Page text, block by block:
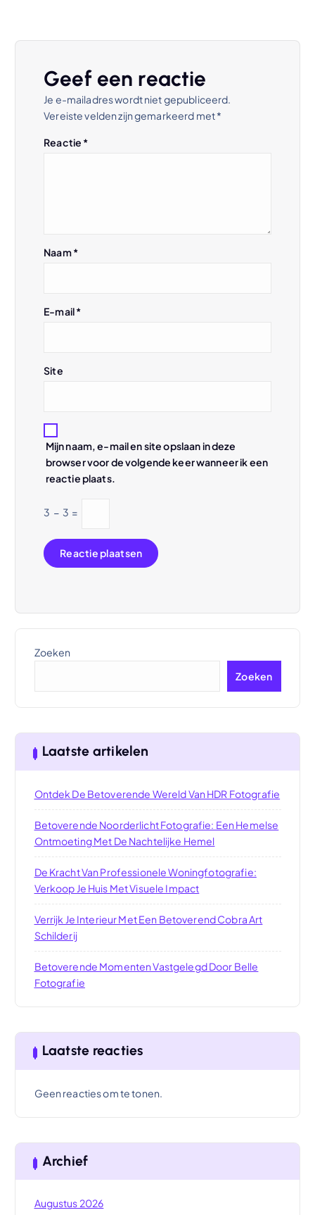
Geef een reactie
Je e-mailadres wordt niet gepubliceerd.
Vereiste velden zijn gemarkeerd met*
Reactie *
Naam*
E-mail*
Site
Mijn naam, e-mail en site opslaan in deze
browser voor de volgende keer wanneer ik een
reactie plaats.
3 − 3 =
Zoeken
Zoeken
Laatste artikelen
Ontdek De Betoverende Wereld Van HDR Fotografie
Betoverende Noorderlicht Fotografie: Een Hemelse
Ontmoeting Met De Nachtelijke Hemel
De Kracht Van Professionele Woningfotografie:
Verkoop Je Huis Met Visuele Impact
Verrijk Je Interieur Met Een Betoverend Cobra Art
Schilderij
Betoverende Momenten Vastgelegd Door Belle
Fotografie
Laatste reacties
Geen reacties om te tonen.
Archief
Augustus 2026